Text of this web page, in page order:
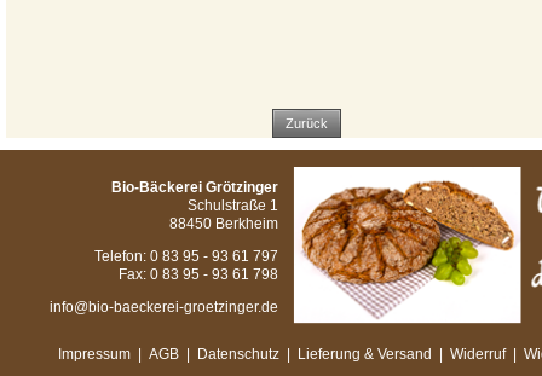
Zurück
Bio-Bäckerei Grötzinger
Schulstraße 1
88450 Berkheim
Telefon: 0 83 95 - 93 61 797
Fax: 0 83 95 - 93 61 798
info@bio-baeckerei-groetzinger.de
Impressum AGB Datenschutz Lieferung & Versand Widerruf